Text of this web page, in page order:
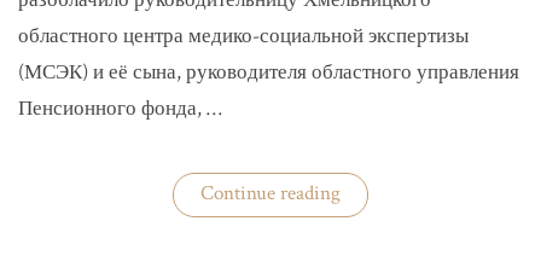
областного центра медико-социальной экспертизы
(МСЭК) и её сына, руководителя областного управления
Пенсионного фонда, …
Continue reading«В
Хмельницком